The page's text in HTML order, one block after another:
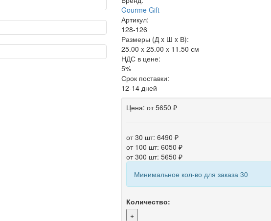
Gourme Gift
Артикул:
128-126
Размеры (Д x Ш x В):
25.00 x 25.00 x 11.50 см
НДС в цене:
5%
Срок поставки:
12-14 дней
Цена: от 5650 ₽
от 30 шт: 6490 ₽
от 100 шт: 6050 ₽
от 300 шт: 5650 ₽
Минимальное кол-во для заказа 30
Количество:
+